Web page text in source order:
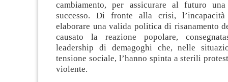
cambiamento, per assicurare al futuro
successo. Di fronte alla crisi,
elaborare una valida politica di risanamento
causato la reazione popolare,
leadership di demagoghi che, nelle
tensione sociale, l’hanno spinta a sterili
violente.